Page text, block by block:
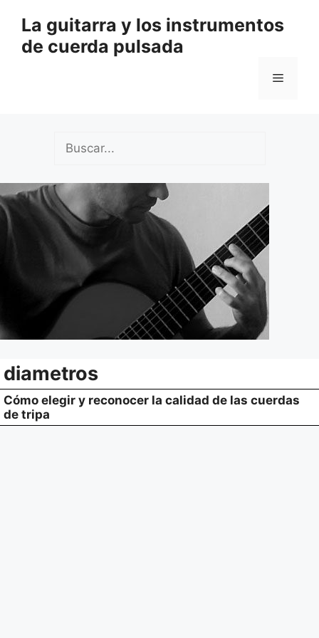
contenido
La guitarra y los instrumentos
de cuerda pulsada
Menú
diametros
Cómo elegir y reconocer la calidad de las cuerdas
de tripa